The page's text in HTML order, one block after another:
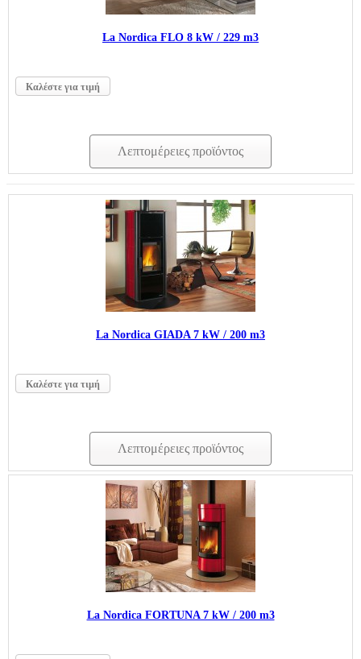
La Nordica FLO 8 kW / 229 m3
Καλέστε για τιμή
Λεπτομέρειες προϊόντος
La Nordica GIADA 7 kW / 200 m3
Καλέστε για τιμή
Λεπτομέρειες προϊόντος
La Nordica FORTUNA 7 kW / 200 m3